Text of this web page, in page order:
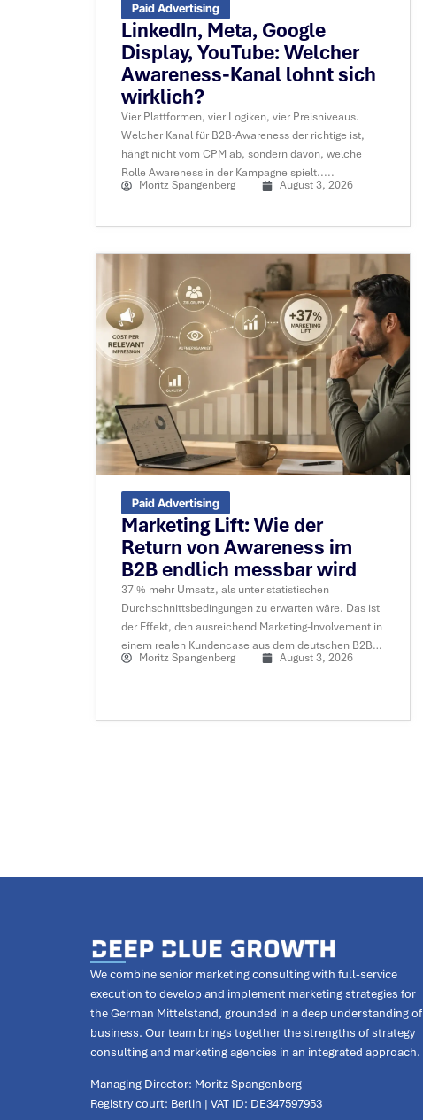
Paid Advertising
LinkedIn, Meta, Google
Display, YouTube: Welcher
Awareness-Kanal lohnt sich
wirklich?
Vier Plattformen, vier Logiken, vier Preisniveaus.
Welcher Kanal für B2B-Awareness der richtige ist,
hängt nicht vom CPM ab, sondern davon, welche
Rolle Awareness in der Kampagne spielt.....
Moritz Spangenberg
August 3, 2026
Paid Advertising
Marketing Lift: Wie der
Return von Awareness im
B2B endlich messbar wird
37 % mehr Umsatz, als unter statistischen
Durchschnittsbedingungen zu erwarten wäre. Das ist
der Effekt, den ausreichend Marketing-Involvement in
einem realen Kundencase aus dem deutschen B2B-
Mittelstand produziert hat. Die Methode dahinter
Moritz Spangenberg August 3, 2026
We combine senior marketing consulting with full-service
execution to develop and implement marketing strategies for
the German Mittelstand, grounded in a deep understanding of
business. Our team brings together the strengths of strategy
consulting and marketing agencies in an integrated approach.
Managing Director: Moritz Spangenberg
Registry court: Berlin | VAT ID: DE347597953